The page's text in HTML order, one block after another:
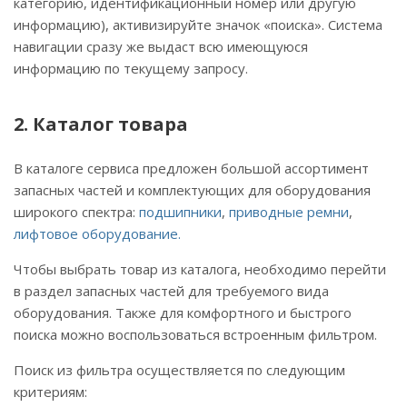
информацию), активизируйте значок «поиска». Система
навигации сразу же выдаст всю имеющуюся
информацию по текущему запросу.
2. Каталог товара
В каталоге сервиса предложен большой ассортимент
запасных частей и комплектующих для оборудования
широкого спектра: подшипники, приводные ремни,
лифтовое оборудование.
Чтобы выбрать товар из каталога, необходимо перейти
в раздел запасных частей для требуемого вида
оборудования. Также для комфортного и быстрого
поиска можно воспользоваться встроенным фильтром.
Поиск из фильтра осуществляется по следующим
критериям: